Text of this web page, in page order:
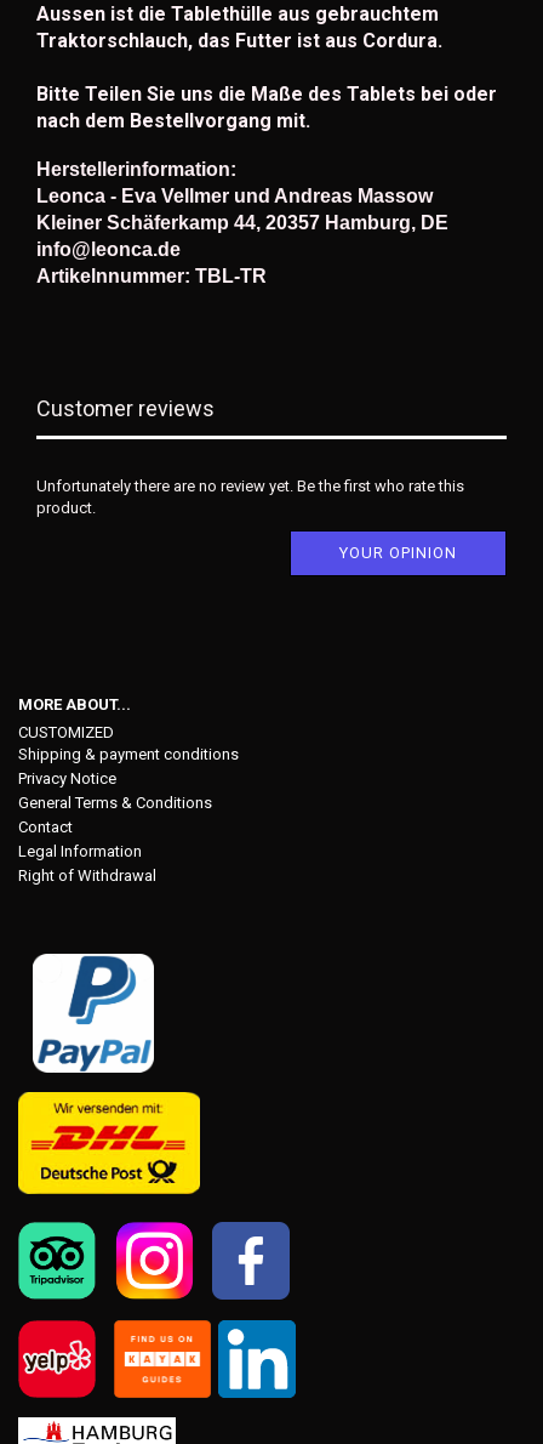
Aussen ist die Tablethülle aus gebrauchtem
Traktorschlauch, das Futter ist aus Cordura.
Bitte Teilen Sie uns die Maße des Tablets bei oder
nach dem Bestellvorgang mit.
Herstellerinformation:
Leonca - Eva Vellmer und Andreas Massow
Kleiner Schäferkamp 44, 20357 Hamburg, DE
info@leonca.de
Artikelnnummer: TBL-TR
Customer reviews
Unfortunately there are no review yet. Be the first who rate this
product.
YOUR OPINION
MORE ABOUT...
CUSTOMIZED
Shipping & payment conditions
Privacy Notice
General Terms & Conditions
Contact
Legal Information
Right of Withdrawal